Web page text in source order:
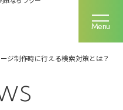
Menu
Menu
ジ制作時に行える検索対策とは？